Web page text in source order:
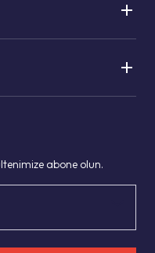
abone olun.